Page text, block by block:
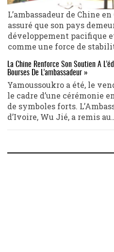
L’ambassadeur de Chine
assuré que son pays
développement pacifique
comme une force de
La Chine Renforce Son Soutien À
Bourses De L’ambassadeur »
Yamoussoukro a été, le
le cadre d’une cérémonie
de symboles forts.
d’Ivoire, Wu Jié, a remis